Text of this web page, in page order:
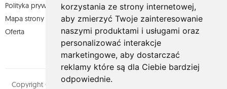
korzystania ze strony internetowej,
aby zmierzyć Twoje zainteresowanie
naszymi produktami i usługami oraz
personalizować interakcje
marketingowe, aby dostarczać
reklamy które są dla Ciebie bardziej
odpowiednie.
Polityka prywatności
Mapa strony
Oferta
Copyright © olium.pl. Wszystkie prawa zastrzeżone. Designed by